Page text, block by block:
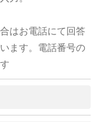
はお電話にて回答
ます。電話番号の